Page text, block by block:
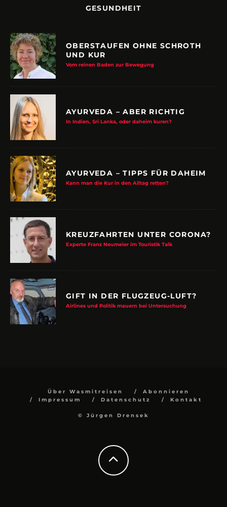
GESUNDHEIT
OBERSTAUFEN OHNE SCHROTH
UND KUR
Vom reinen Baden zur Bewegung
AYURVEDA – ABER RICHTIG
In Indien, Sri Lanka, oder daheim kuren?
AYURVEDA – TIPPS FÜR DAHEIM
Kann man die Kur in den Alltag retten?
KREUZFAHRTEN UNTER CORONA?
Experte Franz Neumeier im Touristik Talk
GIFT IN DER FLUGZEUG-LUFT?
Airlines und Politik mauern bei Untersuchung
Über Wasmitreisen
Abonnieren
Impressum
Datenschutz Kontakt
© Jürgen Drensek